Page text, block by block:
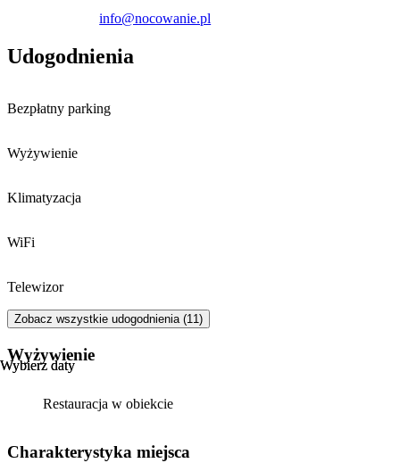
info@nocowanie.pl
Wybierz daty
Wybierz daty
Udogodnienia
Bezpłatny parking
Wyżywienie
Klimatyzacja
WiFi
Telewizor
Zobacz wszystkie udogodnienia (11)
Wyżywienie
Restauracja w obiekcie
Charakterystyka miejsca